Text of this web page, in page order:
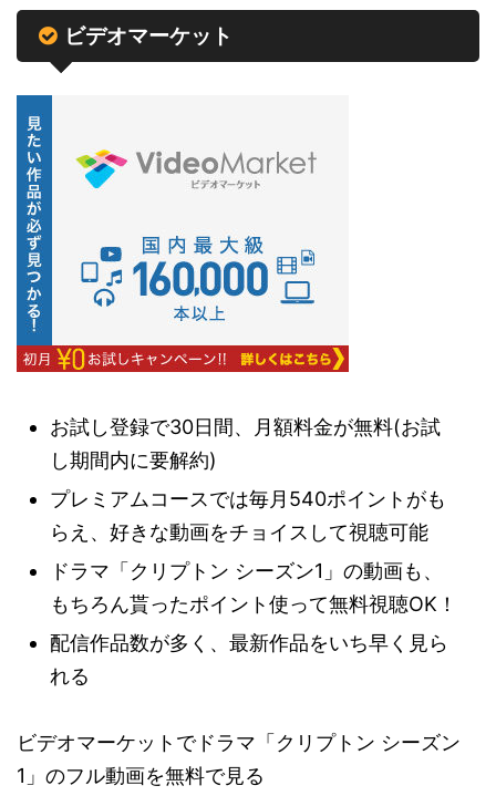
ビデオマーケット
お試し登録で30日間、月額料金が無料(お試
し期間内に要解約)
プレミアムコースでは毎月540ポイントがも
らえ、好きな動画をチョイスして視聴可能
ドラマ「クリプトン シーズン1」の動画も、
もちろん貰ったポイント使って無料視聴OK！
配信作品数が多く、最新作品をいち早く見ら
れる
ビデオマーケットでドラマ「クリプトン シーズン
1」のフル動画を無料で見る